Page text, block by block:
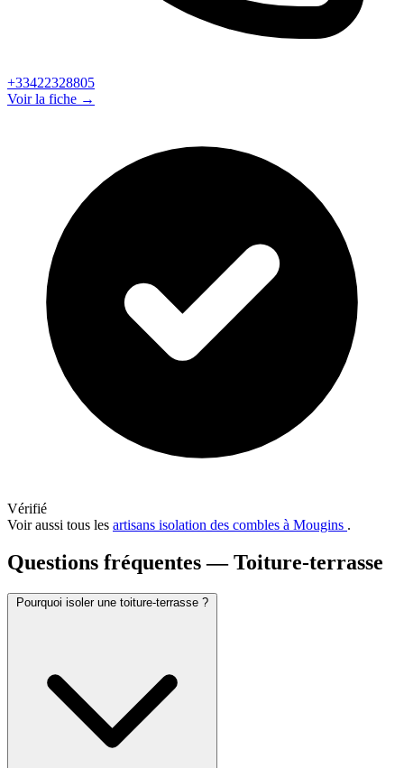
+33422328805
Voir la fiche →
Vérifié
Voir aussi tous les artisans isolation des combles à Mougins .
Questions fréquentes — Toiture-terrasse
Pourquoi isoler une toiture-terrasse ?